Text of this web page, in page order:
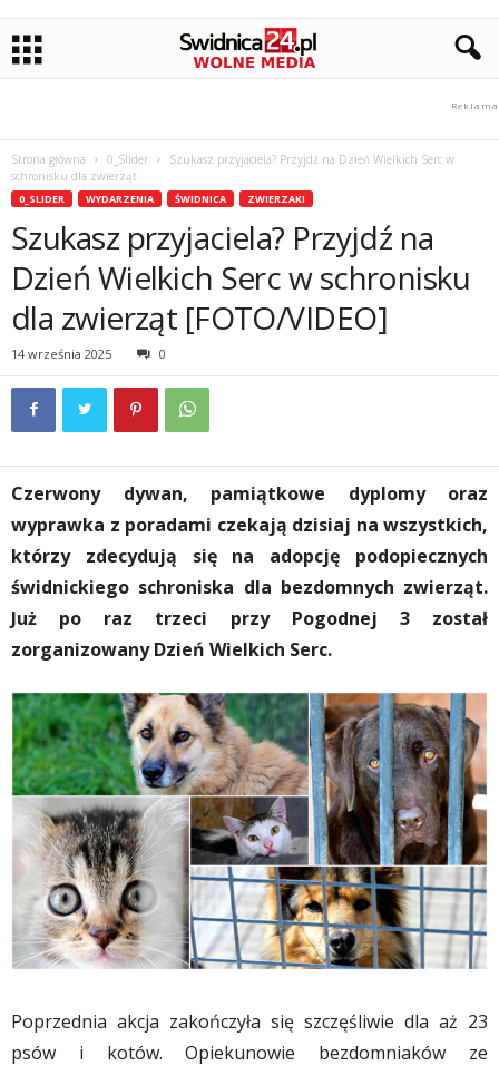
Strona główna 0_Slider
Szukasz przyjaciela? Przyjdź na Dzień Wielkich Serc w
schronisku dla zwierząt
0_SLIDER WYDARZENIA ŚWIDNICA ZWIERZAKI
Szukasz przyjaciela? Przyjdź na
Dzień Wielkich Serc w schronisku
dla zwierząt [FOTO/VIDEO]
14 września 2025 0
Czerwony dywan, pamiątkowe dyplomy oraz
wyprawka z poradami czekają dzisiaj na wszystkich,
którzy zdecydują się na adopcję podopiecznych
świdnickiego schroniska dla bezdomnych zwierząt.
Już po raz trzeci przy Pogodnej 3 został
zorganizowany Dzień Wielkich Serc.
Poprzednia akcja zakończyła się szczęśliwie dla aż 23
psów i kotów. Opiekunowie bezdomniaków ze